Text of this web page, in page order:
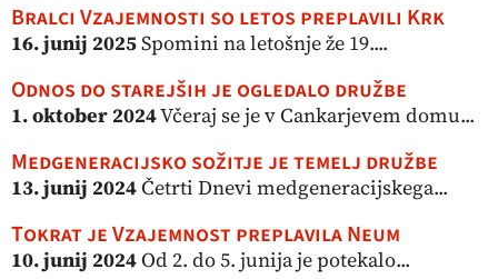
Bralci Vzajemnosti so letos preplavili Krk
16. junij 2025Spomini na letošnje že 19....
Odnos do starejših je ogledalo družbe
1. oktober 2024Včeraj se je v Cankarjevem domu...
Medgeneracijsko sožitje je temelj družbe
13. junij 2024Četrti Dnevi medgeneracijskega...
Tokrat je Vzajemnost preplavila Neum
10. junij 2024Od 2. do 5. junija je potekalo...